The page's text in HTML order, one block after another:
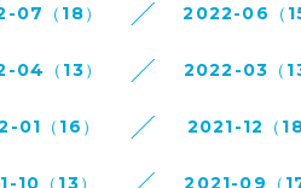
07（18） 2022-06（15
04（13） 2022-03（13
01（16） 2021-12（18
10（13） 2021-09（17